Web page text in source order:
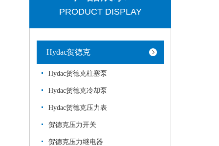
PRODUCT DISPLAY
Hydac贺德克
Hydac贺德克柱塞泵
Hydac贺德克冷却泵
Hydac贺德克压力表
贺德克压力开关
贺德克压力继电器